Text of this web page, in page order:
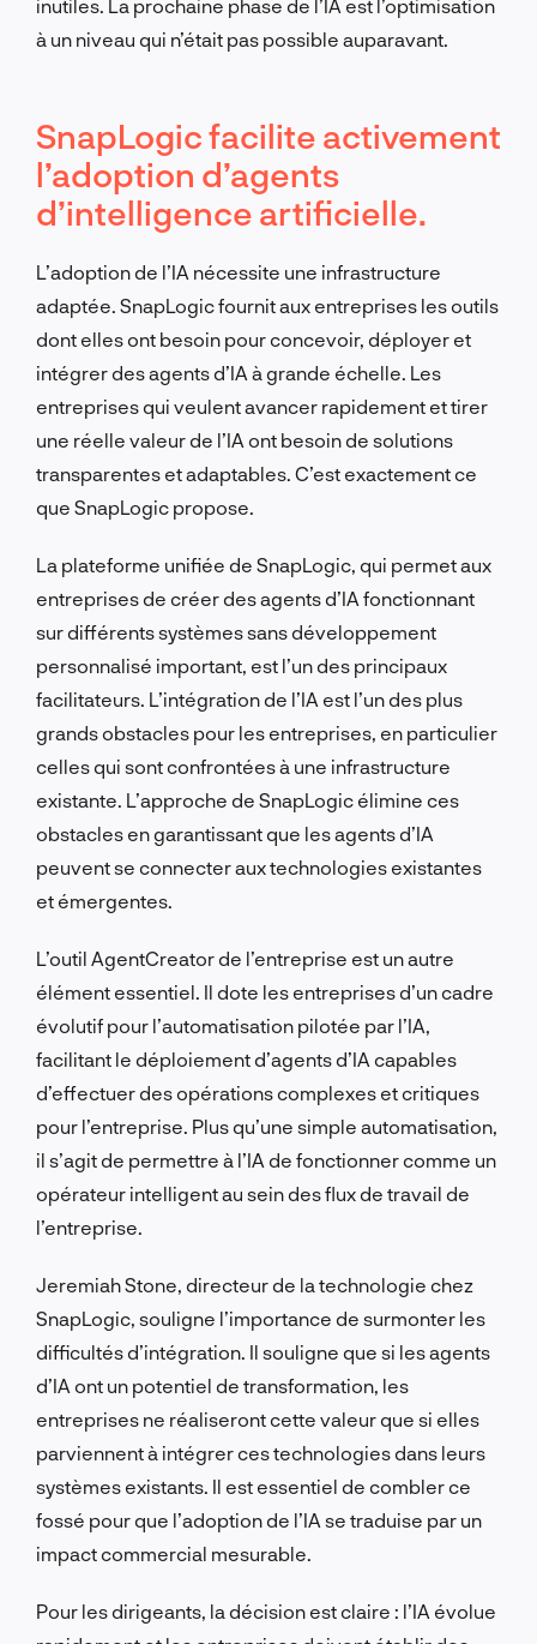
inutiles. La prochaine phase de l’IA est l’optimisation
à un niveau qui n’était pas possible auparavant.
SnapLogic facilite activement
l’adoption d’agents
d’intelligence artificielle.
L’adoption de l’IA nécessite une infrastructure
adaptée. SnapLogic fournit aux entreprises les outils
dont elles ont besoin pour concevoir, déployer et
intégrer des agents d’IA à grande échelle. Les
entreprises qui veulent avancer rapidement et tirer
une réelle valeur de l’IA ont besoin de solutions
transparentes et adaptables. C’est exactement ce
que SnapLogic propose.
La plateforme unifiée de SnapLogic, qui permet aux
entreprises de créer des agents d’IA fonctionnant
sur différents systèmes sans développement
personnalisé important, est l’un des principaux
facilitateurs. L’intégration de l’IA est l’un des plus
grands obstacles pour les entreprises, en particulier
celles qui sont confrontées à une infrastructure
existante. L’approche de SnapLogic élimine ces
obstacles en garantissant que les agents d’IA
peuvent se connecter aux technologies existantes
et émergentes.
L’outil AgentCreator de l’entreprise est un autre
élément essentiel. Il dote les entreprises d’un cadre
évolutif pour l’automatisation pilotée par l’IA,
facilitant le déploiement d’agents d’IA capables
d’effectuer des opérations complexes et critiques
pour l’entreprise. Plus qu’une simple automatisation,
il s’agit de permettre à l’IA de fonctionner comme un
opérateur intelligent au sein des flux de travail de
l’entreprise.
Jeremiah Stone, directeur de la technologie chez
SnapLogic, souligne l’importance de surmonter les
difficultés d’intégration. Il souligne que si les agents
d’IA ont un potentiel de transformation, les
entreprises ne réaliseront cette valeur que si elles
parviennent à intégrer ces technologies dans leurs
systèmes existants. Il est essentiel de combler ce
fossé pour que l’adoption de l’IA se traduise par un
impact commercial mesurable.
Pour les dirigeants, la décision est claire : l’IA évolue